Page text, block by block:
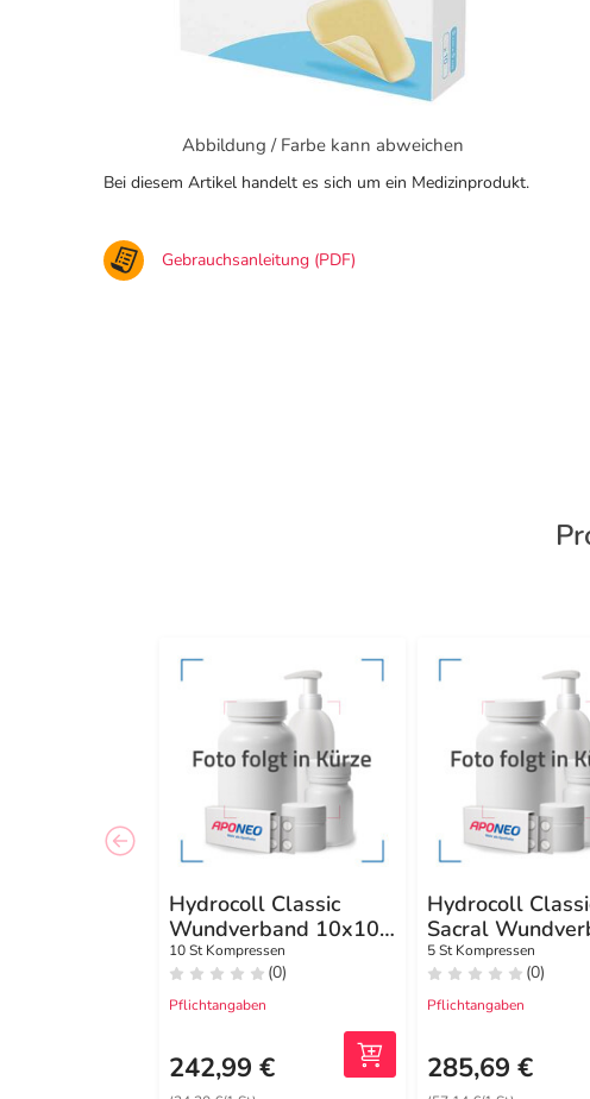
Abbildung / Farbe kann abweichen
Bei diesem Artikel handelt es sich um ein Medizinprodukt.
Gebrauchsanleitung (PDF)
Hydrocoll Classic
Wundverband 10x10
cm
10 St Kompressen
(0)
Pflichtangaben
242,99 €
Hydrocoll
Sacral
12x18 cm
5 St Kompressen
(0)
Pflichtangaben
285,69 €